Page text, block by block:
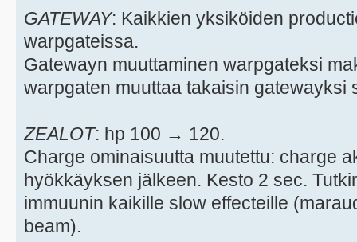
GATEWAY: Kaikkien yksiköiden
warpgateissa.
Gatewayn muuttaminen warpgateksi
warpgaten muuttaa takaisin gatewayksi
ZEALOT: hp 100 → 120.
Charge ominaisuutta muutettu: charge
hyökkäyksen jälkeen. Kesto 2 sec.
immuunin kaikille slow effecteille
beam).